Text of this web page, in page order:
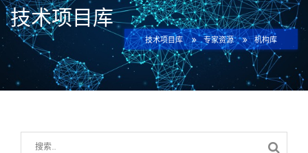
技术项目库
技术项目库 专家资源 机构库